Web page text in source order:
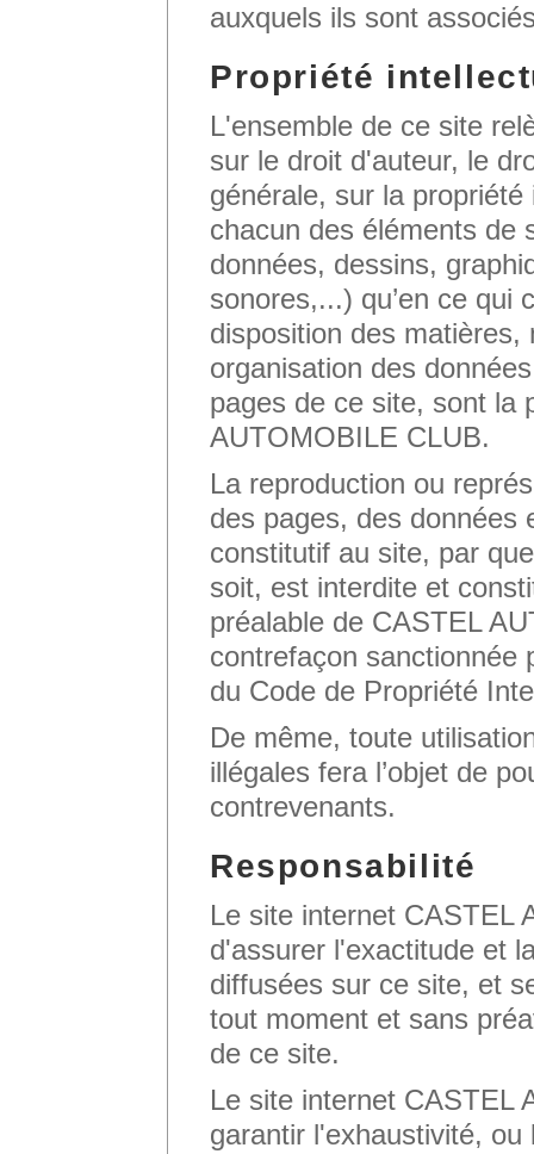
auxquels ils sont
Propriété
L'ensemble de ce site
sur le droit d'auteur, le
générale, sur la
chacun des éléments de
données, dessins,
sonores,...) qu’en ce qui
disposition des
organisation des
pages de ce site, sont la
AUTOMOBILE CLUB.
La reproduction ou
des pages, des données
constitutif au site, par
soit, est interdite et
préalable de CASTEL
contrefaçon sanctionnée
du Code de Propriété
De même, toute
illégales fera l’objet de
contrevenants.
Responsabilité
Le site internet CASTEL
d'assurer l'exactitude et
diffusées sur ce site, et
tout moment et sans
de ce site.
Le site internet CASTEL
garantir l'exhaustivité,